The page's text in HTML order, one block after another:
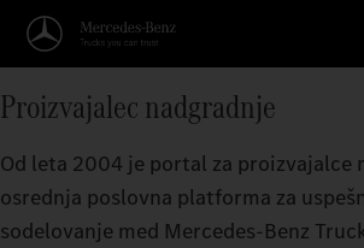
Proizvajalec nadgradnje
Od leta 2004 je portal za proizvajalce
osrednja poslovna platforma za
sodelovanje med Mercedes‑Benz